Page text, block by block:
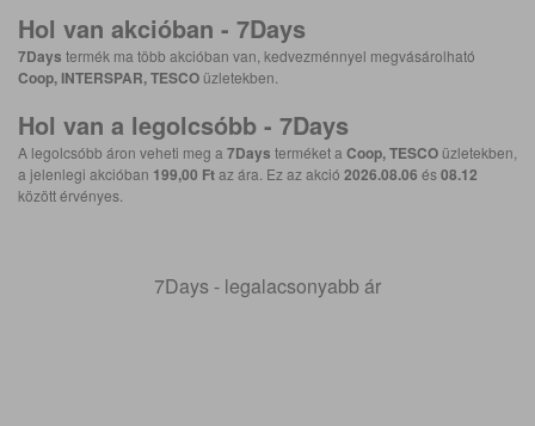
Hol van akcióban - 7Days
7Days termék ma több akcióban van, kedvezménnyel megvásárolható
Coop, INTERSPAR, TESCO üzletekben.
Hol van a legolcsóbb - 7Days
A legolcsóbb áron veheti meg a 7Days terméket a Coop, TESCO üzletekben,
a jelenlegi akcióban 199,00 Ftaz ára. Ez az akció 2026.08.06 és08.12
között érvényes.
7Days - legalacsonyabb ár